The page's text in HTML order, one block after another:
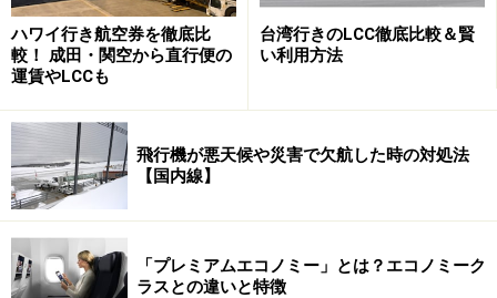
す。
まちがっても長財布を、ズボンの後ろポケットにさすの
は止めましょう。ブランド物の長財布は特に狙われやす
いので、注意してください。小遣いは分散して持ち、持
ち歩かない貴重品類はホテル客室内のセーフティボック
スに預けることです。鍵がかかるからといって、スーツ
ハワイ行き航空券を徹底比
較！ 成田・関空から直行便の
運賃やLCCも
台湾行きのLCC徹底比較＆賢
い利用方法
飛行機が悪天候や災害で欠航した時の対処法
【国内線】
「プレミアムエコノミー」とは？エコノミーク
ラスとの違いと特徴